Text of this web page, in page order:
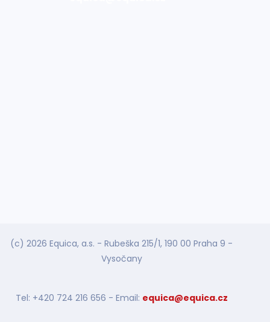
(c) 2026 Equica, a.s. - Rubeška 215/1, 190 00 Praha 9 -
Vysočany
Tel: +420 724 216 656 - Email: equica@equica.cz